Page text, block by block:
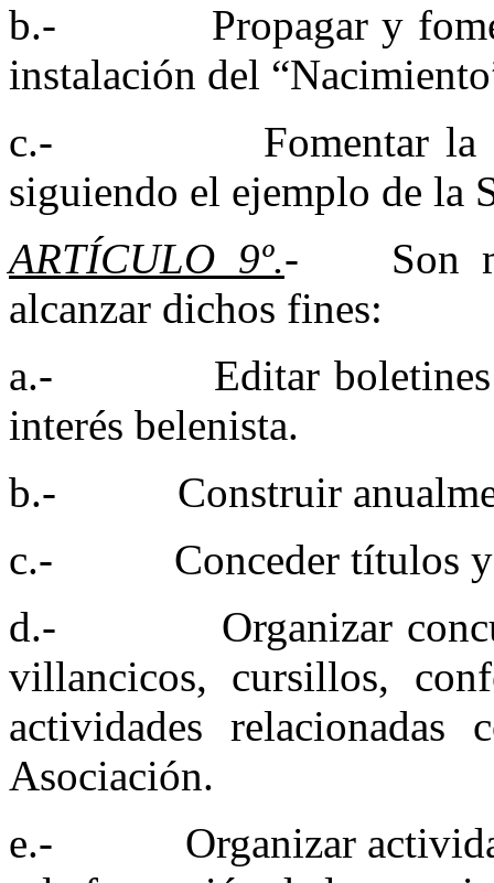
b.- Propagar y
instalación del
c.- Fomentar la
siguiendo el ejemplo de la
ARTÍCULO 9º.- Son
alcanzar dichos fines:
a.- Editar boletines
interés belenista.
b.- Construir
c.- Conceder títulos y
d.- Organizar
villancicos, cursillos,
actividades
Asociación.
e.- Organizar